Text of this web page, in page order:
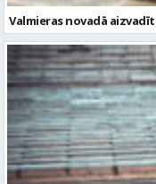
Valmieras novadā